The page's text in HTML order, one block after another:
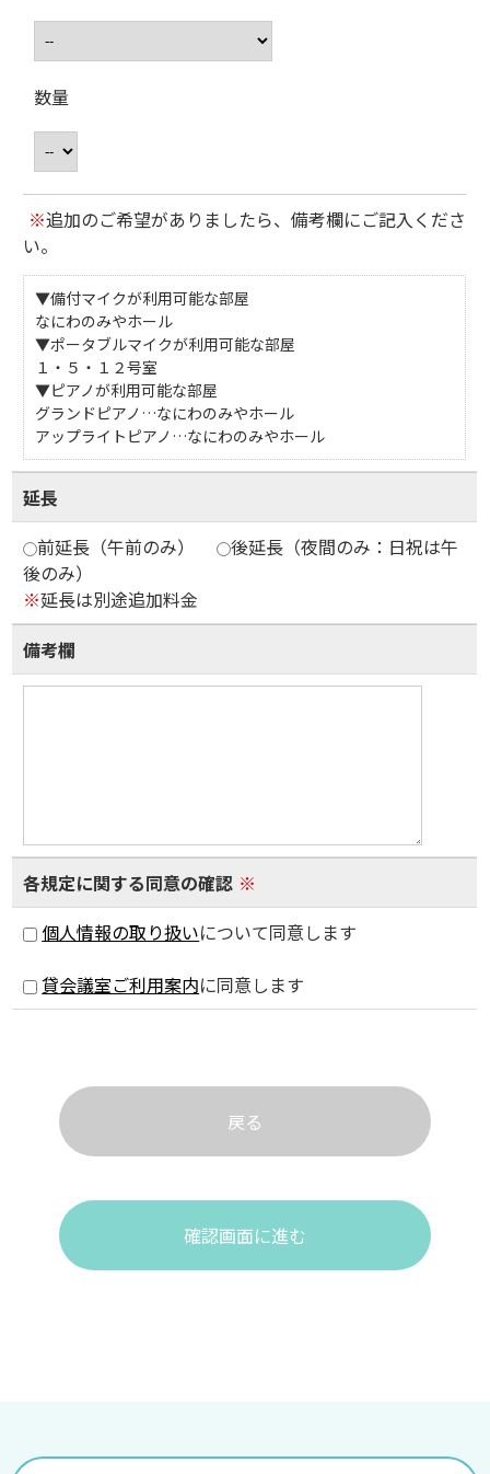
数量
※追加のご希望がありましたら、備考欄にご記入くださ
い。
▼備付マイクが利用可能な部屋
なにわのみやホール
▼ポータブルマイクが利用可能な部屋
１・５・１２号室
▼ピアノが利用可能な部屋
グランドピアノ…なにわのみやホール
アップライトピアノ…なにわのみやホール
延長
前延長（午前のみ）
後延長（夜間のみ：日祝は午
後のみ）
※延長は別途追加料金
備考欄
各規定に関する同意の確認 ※
個人情報の取り扱いについて同意します
貸会議室ご利用案内に同意します
戻る
確認画面に進む